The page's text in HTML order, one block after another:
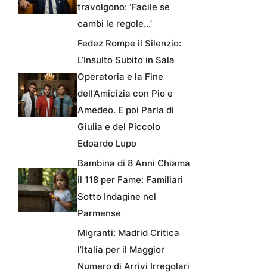
travolgono: ‘Facile se
cambi le regole…’
Fedez Rompe il Silenzio:
L’Insulto Subito in Sala
Operatoria e la Fine
dell’Amicizia con Pio e
Amedeo. E poi Parla di
Giulia e del Piccolo
Edoardo Lupo
Bambina di 8 Anni Chiama
il 118 per Fame: Familiari
Sotto Indagine nel
Parmense
Migranti: Madrid Critica
l’Italia per il Maggior
Numero di Arrivi Irregolari